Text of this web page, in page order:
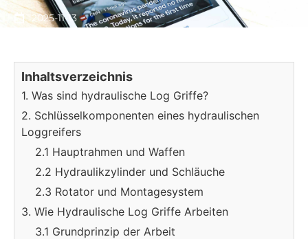
2025-11-13
Inhaltsverzeichnis
1. Was sind hydraulische Log Griffe?
2. Schlüsselkomponenten eines hydraulischen
Loggreifers
2.1 Hauptrahmen und Waffen
2.2 Hydraulikzylinder und Schläuche
2.3 Rotator und Montagesystem
3. Wie Hydraulische Log Griffe Arbeiten
3.1 Grundprinzip der Arbeit